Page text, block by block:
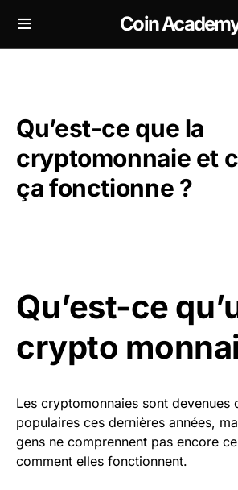
Coin
Qu’est-ce que la
cryptomonnaie et
ça fonctionne ?
Qu’est-ce
crypto
Les cryptomonnaies sont devenues
populaires ces dernières années,
gens ne comprennent pas encore
comment elles fonctionnent.